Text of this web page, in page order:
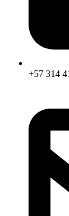
+57 314